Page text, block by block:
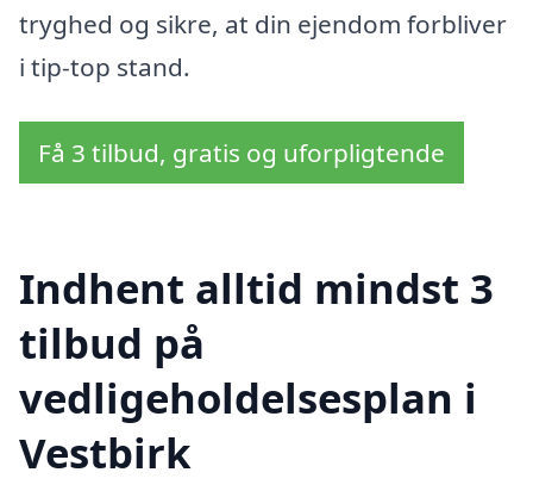
tryghed og sikre, at din ejendom forbliver
i tip-top stand.
Få 3 tilbud, gratis og uforpligtende
Indhent alltid mindst 3
tilbud på
vedligeholdelsesplan i
Vestbirk